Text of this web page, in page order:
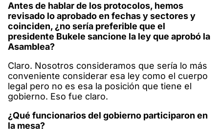
Antes de hablar de los protocolos, hemos
revisado lo aprobado en fechas y sectores y
coinciden, ¿no sería preferible que el
presidente Bukele sancione la ley que aprobó la
Asamblea?
Claro. Nosotros consideramos que sería lo más
conveniente considerar esa ley como el cuerpo
legal pero no es esa la posición que tiene el
gobierno. Eso fue claro.
¿Qué funcionarios del gobierno participaron en
la mesa?